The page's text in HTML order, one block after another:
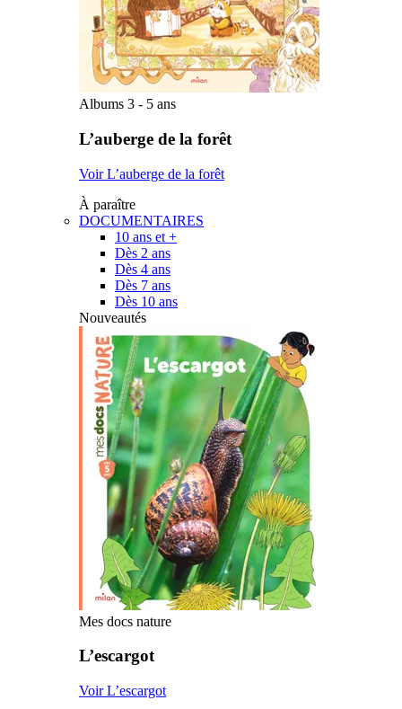
Albums 3 - 5 ans
L’auberge de la forêt
Voir L’auberge de la forêt
À paraître
DOCUMENTAIRES
10 ans et +
Dès 2 ans
Dès 4 ans
Dès 7 ans
Dès 10 ans
Nouveautés
Mes docs nature
L’escargot
Voir L’escargot